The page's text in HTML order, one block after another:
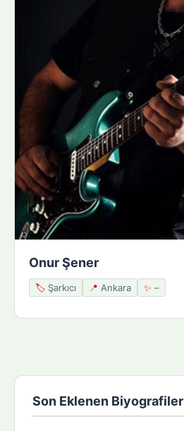
Onur Şener
🏷️ Şarkıcı 📍 Ankara ✨ –
Son Eklenen Biyografiler